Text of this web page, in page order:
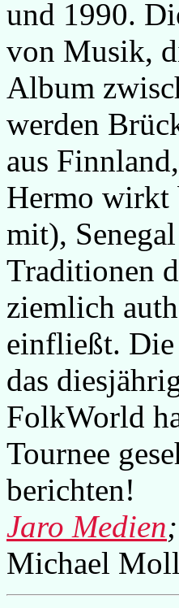
und 1990.
von Musik,
Album
werden
aus
Hermo wirkt
mit),
Traditionen
ziemlich
einfließt. Die
das
FolkWorld
Tournee
berichten!
Jaro Medien;
Michael Moll